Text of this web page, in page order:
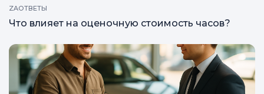
ZAОТВЕТЫ
Что влияет на оценочную стоимость часов?